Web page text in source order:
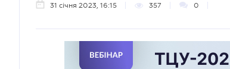
31 січня 2023, 16:15 357 0